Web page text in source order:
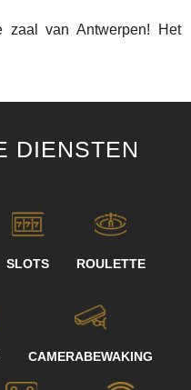
zaal van Antwerpen! Het
DIENSTEN
SLOTS ROULETTE
CAMERABEWAKING